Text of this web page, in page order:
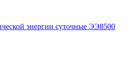
энергии суточные ЭЭ8500